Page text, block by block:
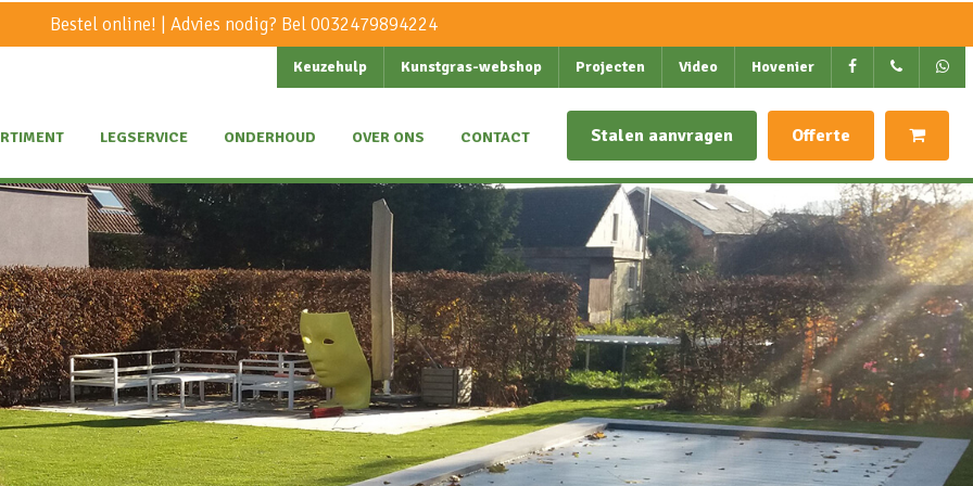
Bestel online! | Advies nodig? Bel0032479894224
Keuzehulp Kunstgras-webshop Projecten Video Hovenier
LEGSERVICE ONDERHOUD OVER ONS CONTACT Stalen aanvragen Offerte